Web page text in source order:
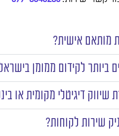
מותאם אישית?
ביותר לקידום ממומן
דיגיטלי מקומית או
שירות לקוחות?